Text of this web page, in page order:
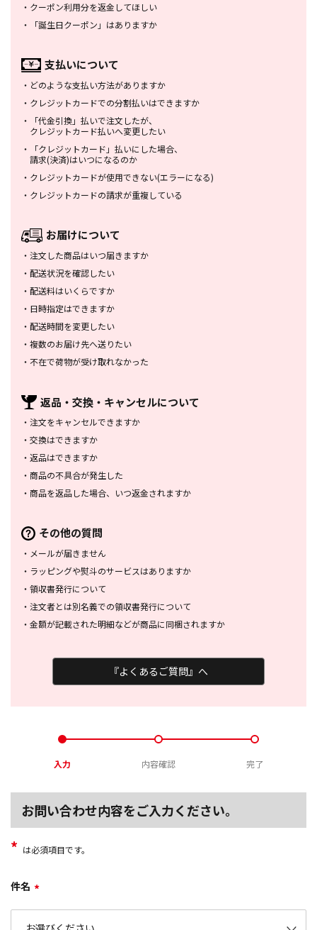
・ クーポン利用分を返金してほしい
・
「誕生日クーポン」はありますか
支払いについて
・ どのような支払い方法がありますか
・ クレジットカードでの分割払いはできますか
・
「代金引換」払いで注文したが、
クレジットカード払いへ変更したい
・
「クレジットカード」払いにした場合、
請求(決済)はいつになるのか
・ クレジットカードが使用できない(エラーになる)
・ クレジットカードの請求が重複している
お届けについて
・ 注文した商品はいつ届きますか
・ 配送状況を確認したい
・ 配送料はいくらですか
・ 日時指定はできますか
・ 配送時間を変更したい
・ 複数のお届け先へ送りたい
・ 不在で荷物が受け取れなかった
返品・交換・ キャンセルについて
・ 注文をキャンセルできますか
・ 交換はできますか
・ 返品はできますか
・ 商品の不具合が発生した
・ 商品を返品した場合、 いつ返金されますか
その他の質問
・ メールが届きません
・ ラッピングや熨斗のサービスはありますか
・ 領収書発行について
・ 注文者とは別名義での領収書発行について
・ 金額が記載された明細などが商品に同梱されますか
『よくあるご質問』へ
入力 内容確認 完了
お問い合わせ内容をご入力ください。
* は必須項目です。
件名 *